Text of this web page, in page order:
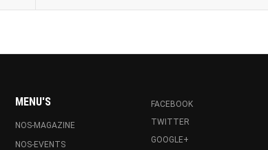
MENU'S
NOS-MAGAZINE
NOS-EVENTS
FACEBOOK
TWITTER
GOOGLE+